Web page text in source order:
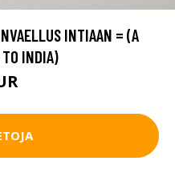
INTIAAN = (A
TO INDIA)